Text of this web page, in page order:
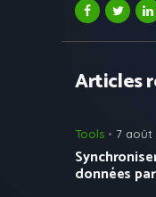
Articles
Tools 7 août
données